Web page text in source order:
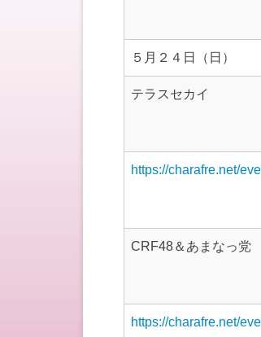
５月２４日（日）
テラスセカイ
https://charafre.net/
CRF48＆あまなっ党
https://charafre.net/